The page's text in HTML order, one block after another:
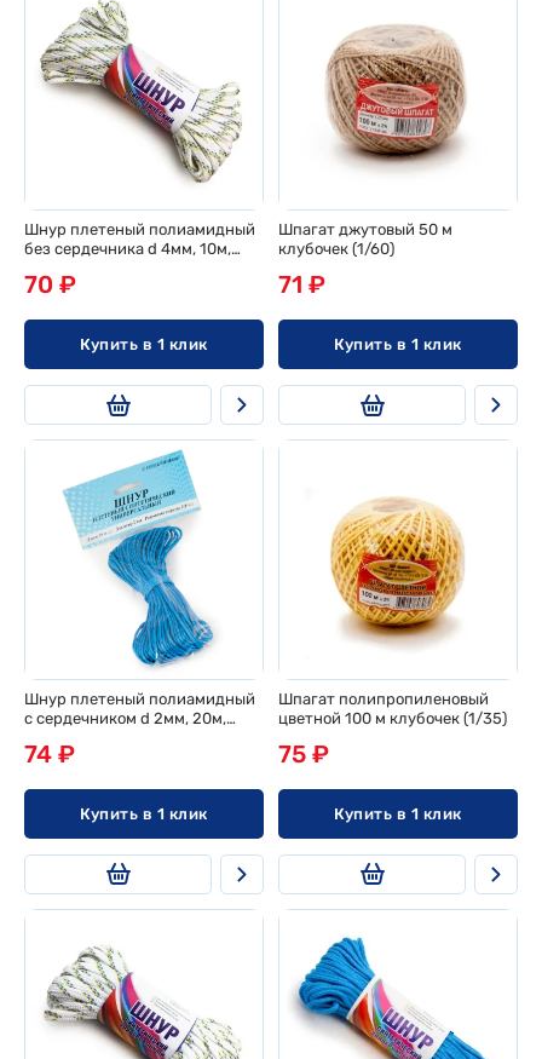
Шнур плетеный полиамидный
без сердечника d 4мм, 10м,
70 ₽
Купить в 1 клик
Шпагат джутовый 50 м
клубочек (1/60)
71 ₽
Купить в 1 клик
Шнур плетеный полиамидный
с сердечником d 2мм, 20м,
74 ₽
Купить в 1 клик
Шпагат полипропиленовый
цветной 100 м клубочек (1/35)
75 ₽
Купить в 1 клик